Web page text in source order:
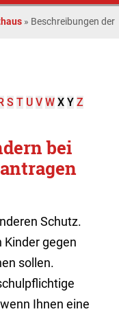
» Beschreibungen der
S T U V W X Y Z
bei
Schutz.
Kinder gegen
sollen.
Ihnen eine